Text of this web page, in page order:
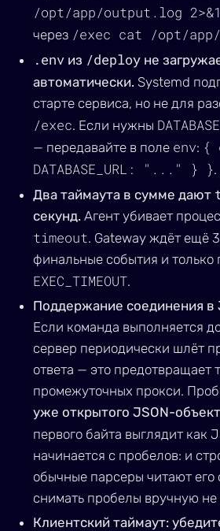
/opt/app/output.log
через /exec cat /opt/
.env из /deploy не
автоматически. Systemd
старте сервиса, но не для
/exec. Если нужны
— передавайте в поле env: {
DATABASE_URL: "..." } }.
Два таймаута в сумме дают
секунд. Агент убивает
timeout. Gateway ждёт ещё
финальные события и только
EXEC_TIMEOUT.
Поддержание соединения
Если команда выполняется
сервер периодически шлёт
ответа — это предотвращает
промежуточных прокси.
уже открытого JSON-
первого байта выглядит как
начинается с пробелов: и
обычные парсеры читают его
снимать пробелы вручную
Клиентский таймаут: